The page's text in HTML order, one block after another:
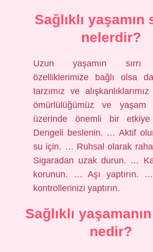
Sağlıklı yaşamın
nelerdir?
Uzun yaşamın sırrı
özelliklerimize bağlı olsa
tarzımız ve
ömürlülüğümüz ve yaşam
üzerinde önemli bir etkiye
Dengeli beslenin. … Aktif
su için. … Ruhsal olarak
Sigaradan uzak durun. …
korunun. … Aşı yaptırın.
kontrollerinizi yaptırın.
Sağlıklı
nedir?